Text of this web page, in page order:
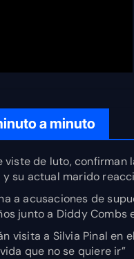
a minuto
viste de luto, confirman
su actual marido
a acusaciones de
junto a Diddy Combs
visita a Silvia Pinal en
que no se quiere ir”